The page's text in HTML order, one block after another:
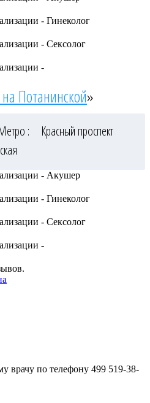
- Гинеколог
- Сексолог
-
Потанинской»
:
Красный проспект
- Акушер
- Гинеколог
- Сексолог
-
врачу по телефону 499 519-38-